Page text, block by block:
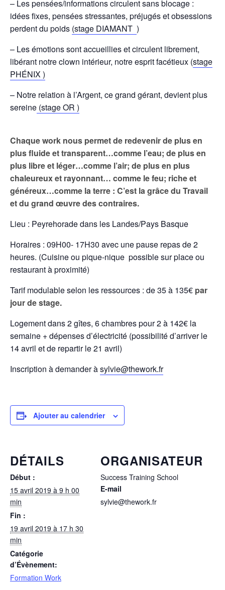
– Les pensées/informations circulent sans blocage :
idées fixes, pensées stressantes, préjugés et obsessions
perdent du poids (stage DIAMANT )
– Lesémotions sont accueillies et circulent librement,
libérant notre clown intérieur, notre esprit facétieux (stage
PHÉNIX )
– Notre relation à l’Argent, ce grand gérant, devient plus
sereine (stage OR )
Chaque work nous permet de redevenir de plus en
plus fluide et transparent…comme l’eau; de plus en
plus libre et léger…comme l’air; de plus en plus
chaleureux et rayonnant… comme le feu; riche et
généreux…comme la terre : C’est la grâce du Travail
et du grand œuvre des contraires.
Lieu : Peyrehorade dans les Landes/Pays Basque
Horaires : 09H00- 17H30 avec une pause repas de 2
heures. (Cuisine ou pique-nique possible sur place ou
restaurant à proximité)
Tarif modulable selon les ressources : de 35 à 135€ par
jour de stage.
Logement dans 2 gîtes, 6 chambres pour 2 à 142€ la
semaine + dépenses d’électricité (possibilité d’arriver le
14 avril et de repartir le 21 avril)
Inscription à demander àsylvie@thework.fr
Ajouter au calendrier
DÉTAILS
Début :
15 avril 2019 à 9 h 00
min
Fin :
19 avril 2019 à 17 h 30
min
Catégorie
d’Évènement:
Formation Work
ORGANISATEUR
Success Training School
E-mail
sylvie@thework.fr